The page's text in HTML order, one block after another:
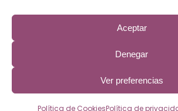
Aceptar
Denegar
Ver preferencias
Política de CookiesPolítica de
El Instituto de Cirugía Plástica Dr. Fabrizio
de Barcelona expertos en aumento de
FTM, liposucción, rinoplastia, otoplastia y
Política de privaciadad|